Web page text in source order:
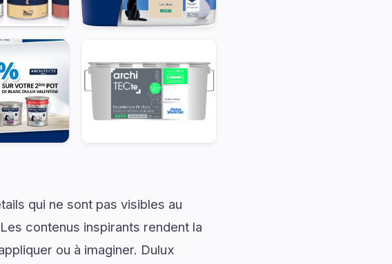
qui ne sont pas visibles au
contenus inspirants rendent la
ou à imaginer. Dulux